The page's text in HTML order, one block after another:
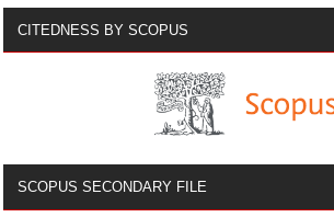
CITEDNESS BY SCOPUS
SCOPUS SECONDARY FILE